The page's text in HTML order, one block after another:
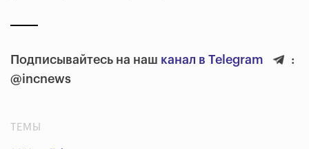
Подписывайтесь на наш канал в Telegram
:
@incnews
ТЕМЫ